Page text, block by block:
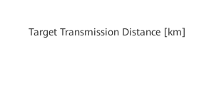
Target Transmission Distance [km]